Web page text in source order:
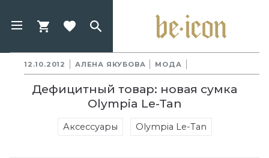
12.10.2012 АЛЕНА ЯКУБОВА МОДА
Дефицитный товар: новая сумка
Olympia Le-Tan
Аксессуары Olympia Le-Tan